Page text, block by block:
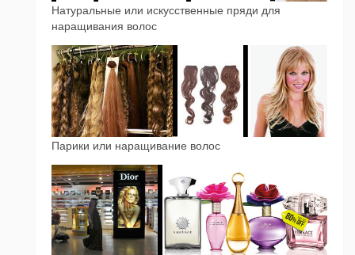
Натуральные или искусственные пряди для
наращивания волос
Парики или наращивание волос